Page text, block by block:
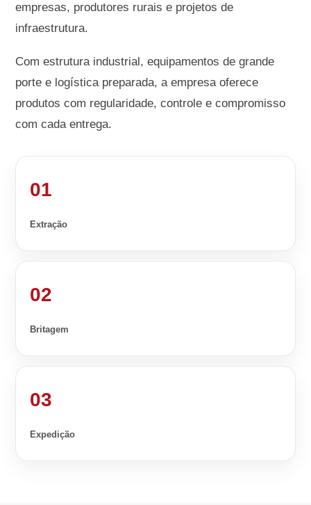
empresas, produtores rurais e projetos de
infraestrutura.
Com estrutura industrial, equipamentos de grande
porte e logística preparada, a empresa oferece
produtos com regularidade, controle e compromisso
com cada entrega.
01
Extração
02
Britagem
03
Expedição